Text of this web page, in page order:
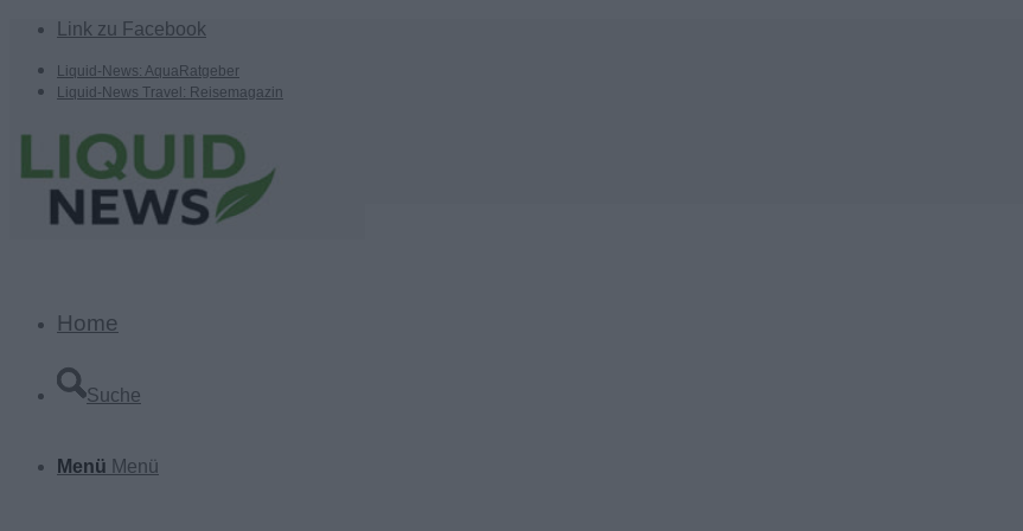
Link zu Facebook
Liquid-News: AquaRatgeber
Liquid-News Travel: Reisemagazin
Home
Suche
Menü Menü